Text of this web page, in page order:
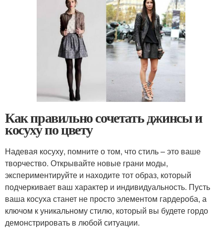
Как правильно сочетать джинсы и
косуху по цвету
Надевая косуху, помните о том, что стиль – это ваше
творчество. Открывайте новые грани моды,
экспериментируйте и находите тот образ, который
подчеркивает ваш характер и индивидуальность. Пусть
ваша косуха станет не просто элементом гардероба, а
ключом к уникальному стилю, который вы будете гордо
демонстрировать в любой ситуации.